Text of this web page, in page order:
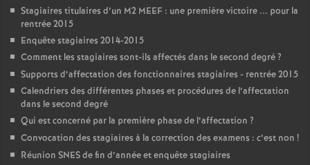
Stagiaires titulaires d’un M2 MEEF : une première victoire ... pour la
rentrée 2015
Enquête stagiaires 2014-2015
Comment les stagiaires sont-ils affectés dans le second degré?
Supports d’affectation des fonctionnaires stagiaires - rentrée 2015
Calendriers des différentes phases et procédures de l’affectation
dans le second degré
Qui est concerné par la première phase de l’affectation ?
Convocation des stagiaires à la correction des examens : c’est non !
Réunion SNES de fin d’année et enquête stagiaires